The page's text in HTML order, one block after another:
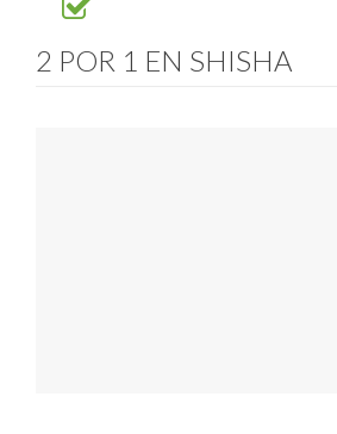
2 POR 1 EN SHISHA